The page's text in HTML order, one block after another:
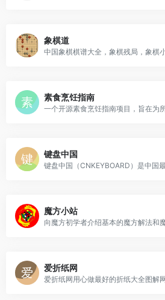
象棋道
中国象棋棋谱大全，象棋残局，象棋
素食烹饪指南
键盘中国
魔方小站
向魔方初学者介绍基本的魔方解法和
爱折纸网